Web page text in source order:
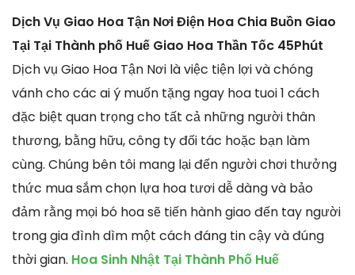
Dịch Vụ Giao Hoa Tận Nơi Điện Hoa Chia Buồn Giao
Tại Tại Thành phố Huế Giao Hoa Thần Tốc 45Phút
Dịch vụ Giao Hoa Tận Nơi là việc tiện lợi và chóng
vánh cho các ai ý muốn tặng ngay hoa tuoi 1 cách
đặc biệt quan trọng cho tất cả những người thân
thương, bằng hữu, công ty đối tác hoặc bạn làm
cùng. Chúng bên tôi mang lại đến người chơi thưởng
thức mua sắm chọn lựa hoa tươi dễ dàng và bảo
đảm rằng mọi bó hoa sẽ tiến hành giao đến tay người
trong gia đình dìm một cách đáng tin cậy và đúng
thời gian. Hoa Sinh Nhật Tại Thành Phố Huế